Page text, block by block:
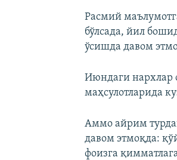
Расмий
бўлсада, йил
ўсишда давом
Июндаги нархлар
маҳсулотларида
Аммо айрим
давом этмоқда:
фоизга